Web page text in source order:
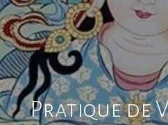
Pratique de